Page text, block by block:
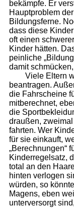
bekämpfe. Er
Hauptproblem
Bildungsferne.
dass diese
oft einen
Kinder hätten.
peinliche
damit
Viele Eltern
beantragen.
die Fahrscheine
mitberechnet,
die
draußen,
fahrten. Wer
für sie einkauft,
„Berechnungen“
Kinderregelsatz,
total an den
hinten verlogen
würden, so
Magens, eben
unterversorgt